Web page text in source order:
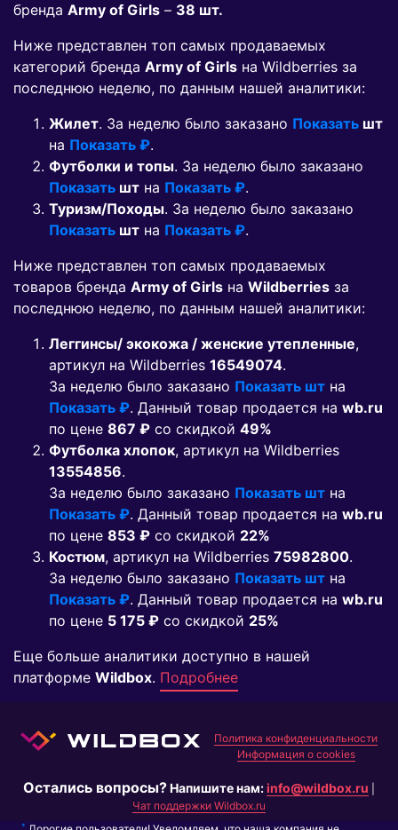
бренда Army of Girls – 38 шт.
Ниже представлен топ самых продаваемых
категорий бренда Army of Girls на Wildberries за
последнюю неделю, по данным нашей аналитики:
Жилет. За неделю было заказано Показать шт
на Показать ₽.
Футболки и топы. За неделю было заказано
Показать шт на Показать ₽.
Туризм/Походы. За неделю было заказано
Показать шт на Показать ₽.
Ниже представлен топ самых продаваемых
товаров бренда Army of Girls на Wildberries за
последнюю неделю, по данным нашей аналитики:
Леггинсы/ экокожа / женские утепленные,
артикул на Wildberries 16549074.
За неделю было заказано Показать шт на
Показать ₽. Данный товар продается на wb.ru
по цене 867 ₽ co скидкой 49%
Футболка хлопок, артикул на Wildberries
13554856.
За неделю было заказано Показать шт на
Показать ₽. Данный товар продается на wb.ru
по цене 853 ₽ co скидкой 22%
Костюм, артикул на Wildberries 75982800.
За неделю было заказано Показать шт на
Показать ₽. Данный товар продается на wb.ru
по цене 5 175 ₽ co скидкой 25%
Еще больше аналитики доступно в нашей
платформе Wildbox. Подробнее
Политика конфиденциальности
Информация о cookies
Остались вопросы?Напишите нам:info@wildbox.ru
Чат поддержки Wildbox.ru
*